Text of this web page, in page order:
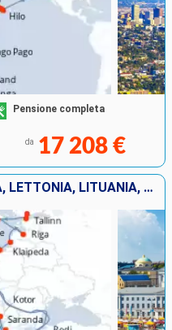
Pensione completa
da 17 208 €
FINLANDIA, ESTONIA, SVEZIA, LETTONIA, LITUANIA, POLONIA, GERMANIA, DANIMARCA, NORVEGIA, REGNO UNITO, IRLANDA, FRANCIA, PORTOGALLO, SPAGNA, MONACO MONTE CARLO, ITALIA, MALTA, GRECIA, ALBANIA, MONTENEGR